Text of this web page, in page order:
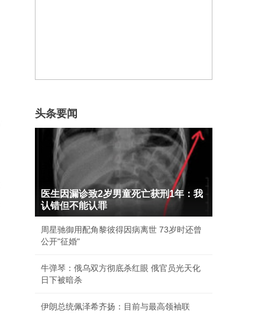
头条要闻
医生因漏诊致2岁男童死亡获刑1年：我
认错但不能认罪
周星驰御用配角黎彼得因病离世 73岁时还曾
公开"征婚"
牛弹琴：俄乌双方彻底杀红眼 俄官员光天化
日下被暗杀
伊朗总统佩泽希齐扬：目前与最高领袖联